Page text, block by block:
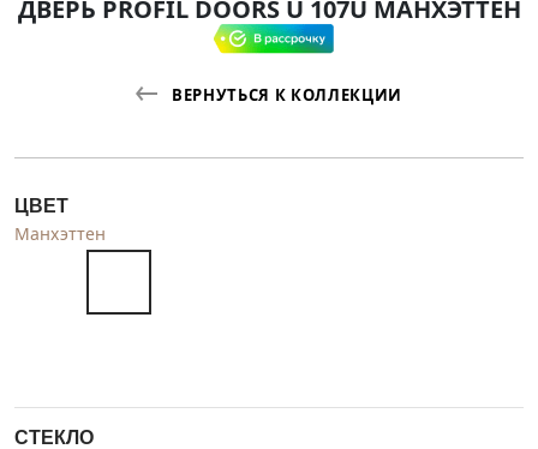
ДВЕРЬ PROFIL DOORS U 107U МАНХЭТТЕН
ВЕРНУТЬСЯ К КОЛЛЕКЦИИ
ЦВЕТ
Манхэттен
СТЕКЛО